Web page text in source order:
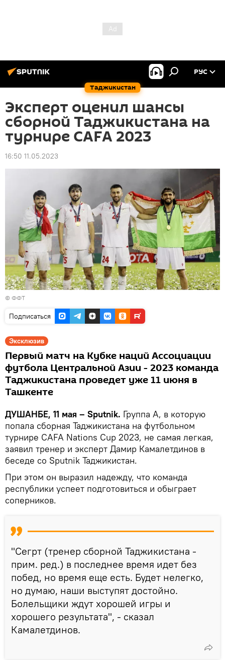
Таджикистан
РУС
Эксперт оценил шансы
сборной Таджикистана на
турнире CAFA 2023
16:50 11.05.2023
© ФФТ
Подписаться
Эксклюзив
Первый матч на Кубке наций Ассоциации
футбола Центральной Азии - 2023 команда
Таджикистана проведет уже 11 июня в
Ташкенте
ДУШАНБЕ, 11 мая – Sputnik. Группа А, в которую
попала сборная Таджикистана на футбольном
турнире CAFA Nations Cup 2023, не самая легкая,
заявил тренер и эксперт Дамир Камалетдинов в
беседе со Sputnik Таджикистан.
При этом он выразил надежду, что команда
республики успеет подготовиться и обыграет
соперников.
"Сегрт (тренер сборной Таджикистана -
прим. ред.) в последнее время идет без
побед, но время еще есть. Будет нелегко,
но думаю, наши выступят достойно.
Болельщики ждут хорошей игры и
хорошего результата", - сказал
Камалетдинов.